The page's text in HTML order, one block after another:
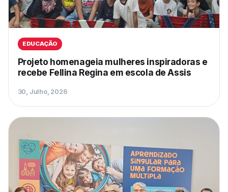
EDUCAÇÃO
Projeto homenageia mulheres inspiradoras e
recebe Fellina Regina em escola de Assis
30, Julho, 2026